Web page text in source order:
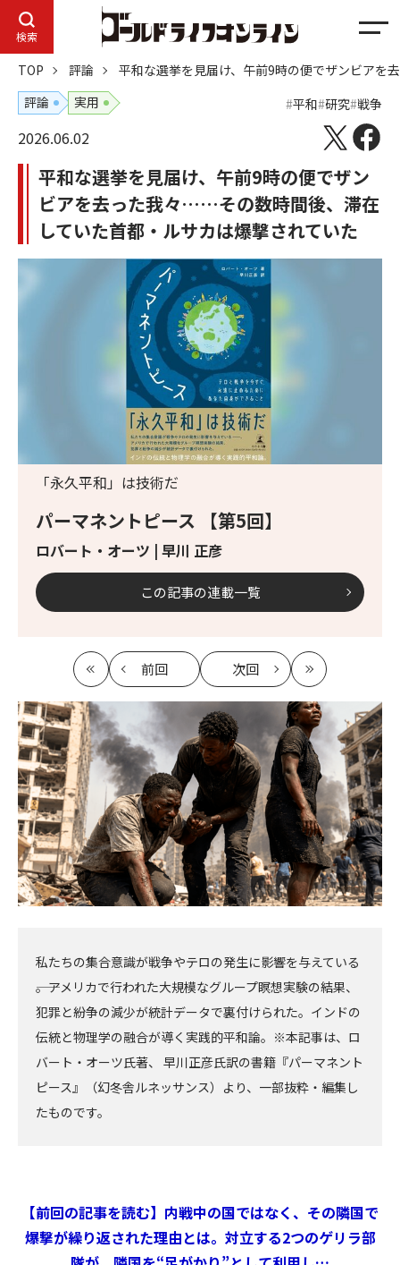
検索
メ
ニ
ュ
ー
TOP 評論
平和な選挙を見届け、午前9時の便でザンビア
評論
実用 平和 研究 戦争
2026.06.02
平和な選挙を見届け、午前9時の便でザン
ビアを去った我々……その数時間後、滞在
していた首都・ルサカは爆撃されていた
パーマネントピース 【第5回】
ロバート・オーツ | 早川 正彦
「永久平和」は技術だ
この記事の連載一覧
最
初
前回
記
へ
次回
記
へ
最
新
私たちの集合意識が戦争やテロの発生に影響を与えている
――。アメリカで行われた大規模なグループ瞑想実験の結果、
犯罪と紛争の減少が統計データで裏付けられた。インドの
伝統と物理学の融合が導く実践的平和論。※本記事は、ロ
バート・オーツ氏著、 早川正彦氏訳の書籍『パーマネント
ピース』（幻冬舎ルネッサンス）より、一部抜粋・編集し
たものです。
【前回の記事を読む】内戦中の国ではなく、その隣国で
爆撃が繰り返された理由とは。対立する2つのゲリラ部